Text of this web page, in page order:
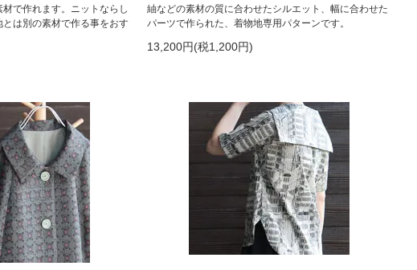
で作れます。ニットならし
は別の素材で作る事をおす
紬などの素材の質に合わせたシルエット、幅に合わせた
パーツで作られた、着物地専用パターンです。
13,200円(税1,200円)